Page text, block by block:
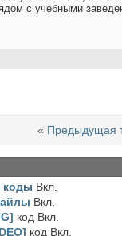
с учебными
« Предыдущая
коды Вкл.
Вкл.
код Вкл.
код Вкл.